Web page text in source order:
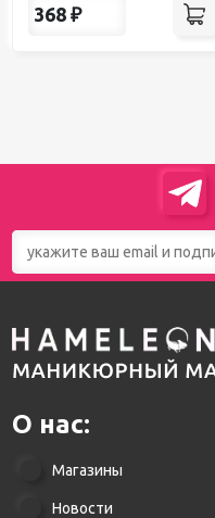
368 ₽
О нас:
Магазины
Новости